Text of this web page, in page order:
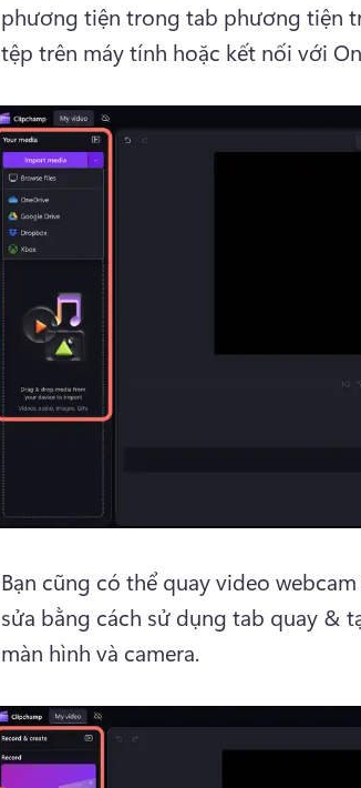
phương tiện trong tab phương tiện
tệp trên máy tính hoặc kết nối với
Bạn cũng có thể quay video
sửa bằng cách sử dụng tab quay &
màn hình và camera.